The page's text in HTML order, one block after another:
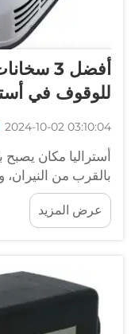
أفضل 3
للوقوف في
2024-10-02 03:10:04
أستراليا مكان
بالقرب من
بهذه الطريقة
He...
عرض المزيد